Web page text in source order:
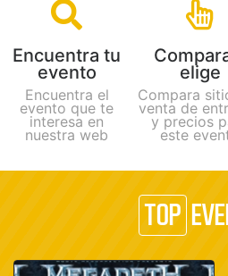
Encuentra tu
evento
Encuentra el
evento que te
interesa en
nuestra web
elige
Compara
venta de
y precios
este
TOP